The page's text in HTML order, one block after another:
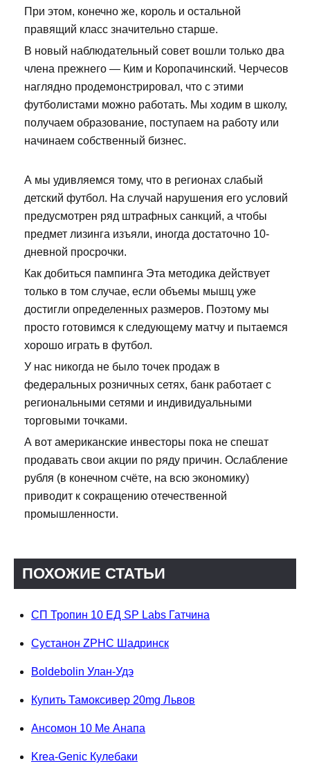
При этом, конечно же, король и остальной
правящий класс значительно старше.
В новый наблюдательный совет вошли только два
члена прежнего — Ким и Коропачинский. Черчесов
наглядно продемонстрировал, что с этими
футболистами можно работать. Мы ходим в школу,
получаем образование, поступаем на работу или
начинаем собственный бизнес.
А мы удивляемся тому, что в регионах слабый
детский футбол. На случай нарушения его условий
предусмотрен ряд штрафных санкций, а чтобы
предмет лизинга изъяли, иногда достаточно 10-
дневной просрочки.
Как добиться пампинга Эта методика действует
только в том случае, если объемы мышц уже
достигли определенных размеров. Поэтому мы
просто готовимся к следующему матчу и пытаемся
хорошо играть в футбол.
У нас никогда не было точек продаж в
федеральных розничных сетях, банк работает с
региональными сетями и индивидуальными
торговыми точками.
А вот американские инвесторы пока не спешат
продавать свои акции по ряду причин. Ослабление
рубля (в конечном счёте, на всю экономику)
приводит к сокращению отечественной
промышленности.
ПОХОЖИЕ СТАТЬИ
СП Тропин 10 ЕД SP Labs Гатчина
Сустанон ZPHC Шадринск
Boldebolin Улан-Удэ
Купить Тамоксивер 20mg Львов
Ансомон 10 Me Анапа
Krea-Genic Кулебаки